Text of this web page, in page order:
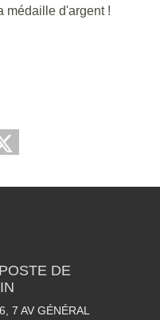
médaille d'argent !
DE
7 AV GÉNÉRAL